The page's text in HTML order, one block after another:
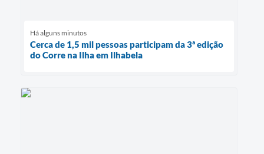
Há alguns minutos
Cerca de 1,5 mil pessoas participam da 3ª edição
do Corre na Ilha em Ilhabela